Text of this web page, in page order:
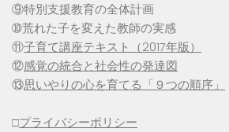
⑨特別支援教育の全体計画
➉荒れた子を変えた教師の実感
⑪子育て講座テキスト（2017年版）
⑫感覚の統合と社会性の発達図
⑬思いやりの心を育てる「９つの順序」
□プライバシーポリシー